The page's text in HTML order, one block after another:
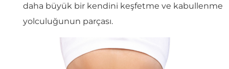
daha büyük bir kendini keşfetme ve kabullenme
yolculuğunun parçası.